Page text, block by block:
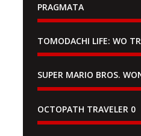
PRAGMATA
OCTOPATH TRAVELER 0